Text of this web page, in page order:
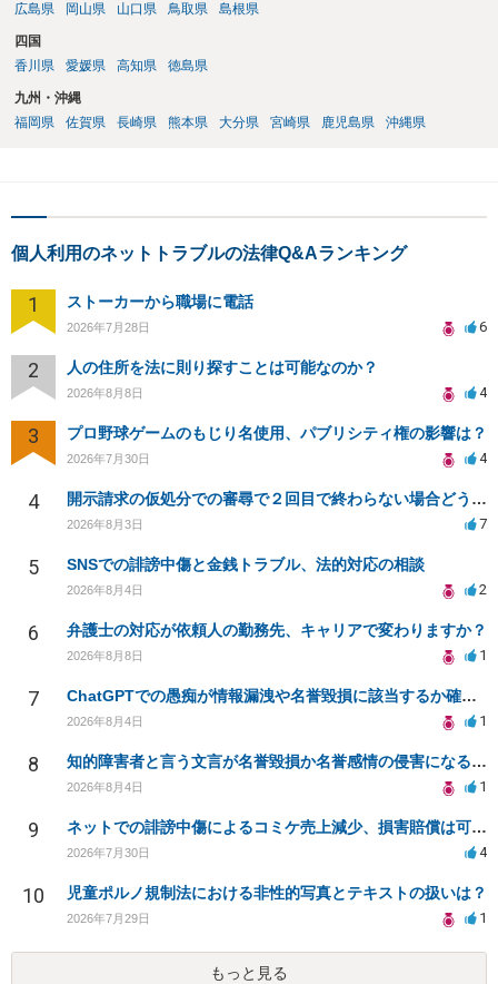
広島県
岡山県 山口県 鳥取県 島根県
四国
香川県
愛媛県 高知県 徳島県
九州・沖縄
福岡県
佐賀県 長崎県 熊本県 大分県 宮崎県 鹿児島県 沖縄県
個人利用のネットトラブルの法律Q&Aランキング
1 ストーカーから職場に電話
2026年7月28日 6
2 人の住所を法に則り探すことは可能なのか？
2026年8月8日 4
3 プロ野球ゲームのもじり名使用、パブリシティ権の影響は？
2026年7月30日 4
4 開示請求の仮処分での審尋で２回目で終わらない場合どうしたらいいですか
2026年8月3日 7
5 SNSでの誹謗中傷と金銭トラブル、法的対応の相談
2026年8月4日 2
6 弁護士の対応が依頼人の勤務先、キャリアで変わりますか？
2026年8月8日 1
7 ChatGPTでの愚痴が情報漏洩や名誉毀損に該当するか確認したい
2026年8月4日 1
8 知的障害者と言う文言が名誉毀損か名誉感情の侵害になるか教えてほしい。
2026年8月4日 1
9 ネットでの誹謗中傷によるコミケ売上減少、損害賠償は可能か？
2026年7月30日 4
10 児童ポルノ規制法における非性的写真とテキストの扱いは？
2026年7月29日 1
もっと見る